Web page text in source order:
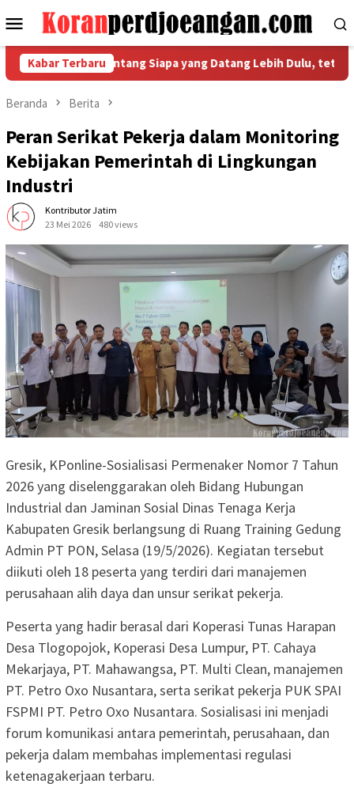
ke
Menu
Mobile
Kabar Terbaru
Bukan Tentang Siapa yang Datang Lebih Dulu, tetapi Siapa
Beranda Berita
Peran Serikat Pekerja dalam Monitoring
Kebijakan Pemerintah di Lingkungan
Industri
Kontributor Jatim
23 Mei 2026
480 views
Gresik, KPonline-Sosialisasi Permenaker Nomor 7 Tahun
2026 yang diselenggarakan oleh Bidang Hubungan
Industrial dan Jaminan Sosial Dinas Tenaga Kerja
Kabupaten Gresik berlangsung di Ruang Training Gedung
Admin PT PON, Selasa (19/5/2026). Kegiatan tersebut
diikuti oleh 18 peserta yang terdiri dari manajemen
perusahaan alih daya dan unsur serikat pekerja.
Peserta yang hadir berasal dari Koperasi Tunas Harapan
Desa Tlogopojok, Koperasi Desa Lumpur, PT. Cahaya
Mekarjaya, PT. Mahawangsa, PT. Multi Clean, manajemen
PT. Petro Oxo Nusantara, serta serikat pekerja PUK SPAI
FSPMI PT. Petro Oxo Nusantara. Sosialisasi ini menjadi
forum komunikasi antara pemerintah, perusahaan, dan
pekerja dalam membahas implementasi regulasi
ketenagakerjaan terbaru.